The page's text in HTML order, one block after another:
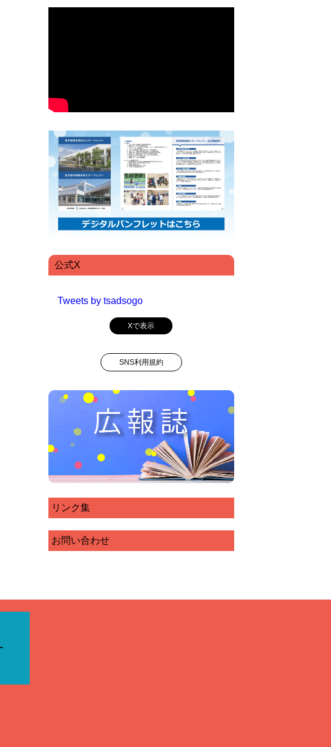
公式X
Tweets by tsadsogo
Xで表示
SNS利用規約
リンク集
お問い合わせ